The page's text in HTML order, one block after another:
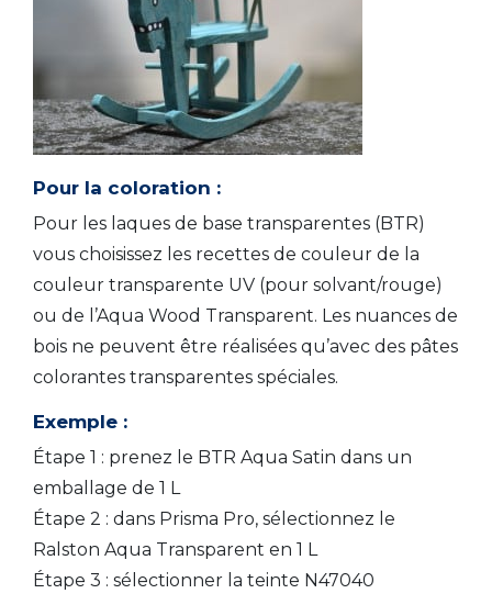
Pour la coloration :
Pour les laques de base transparentes (BTR)
vous choisissez les recettes de couleur de la
couleur transparente UV (pour solvant/rouge)
ou de l’Aqua Wood Transparent. Les nuances de
bois ne peuvent être réalisées qu’avec des pâtes
colorantes transparentes spéciales.
Exemple :
Étape 1 : prenez le BTR Aqua Satin dans un
emballage de 1 L
Étape 2 : dans Prisma Pro, sélectionnez le
Ralston Aqua Transparent en 1 L
Étape 3 : sélectionner la teinte N47040